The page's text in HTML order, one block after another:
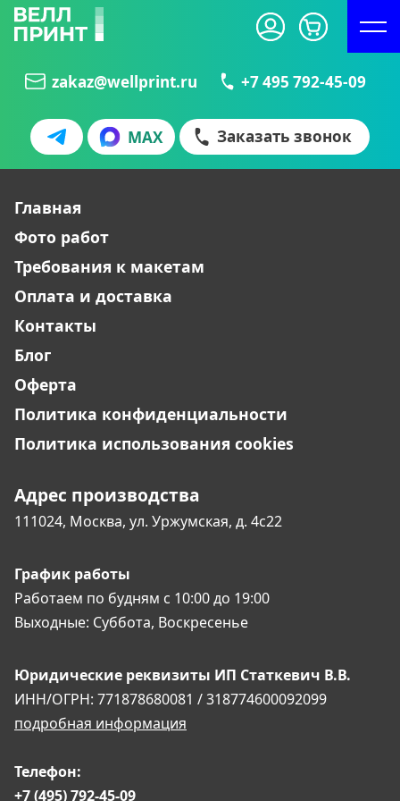
zakaz@wellprint.ru +7 495 792-45-09
MAX Заказать звонок
Главная
Фото работ
Требования к макетам
Оплата и доставка
Контакты
Блог
Оферта
Политика конфиденциальности
Политика использования cookies
Адрес производства
111024, Москва, ул. Уржумская, д. 4с22
График работы
Работаем по будням с 10:00 до 19:00
Выходные: Суббота, Воскресенье
Юридические реквизиты ИП Статкевич В.В.
ИНН/ОГРН: 771878680081 / 318774600092099
подробная информация
Телефон:
+7 (495) 792-45-09
Оставьте заявку
Телефон:
Сообщение:
Загрузить файл(ы)
файла(ов)
на